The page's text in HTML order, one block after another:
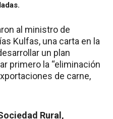
al ministro de
Kulfas, una carta en la
un plan
primero la “eliminación
de carne,
Rural,